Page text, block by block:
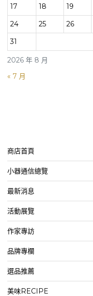
2026 年 8 月
17
18 19
24
25 26
31
« 7 月
商店首頁
小器通信總覽
最新消息
活動展覽
作家專訪
品牌專欄
選品推薦
美味RECIPE